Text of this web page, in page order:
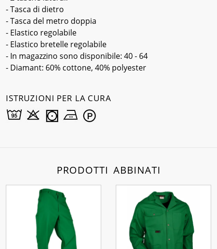
- Tasca di dietro
- Tasca del metro doppia
- Elastico regolabile
- Elastico bretelle regolabile
- In magazzino sono disponibile: 40 - 64
- Diamant: 60% cottone, 40% polyester
ISTRUZIONI PER LA CURA
PRODOTTI ABBINATI